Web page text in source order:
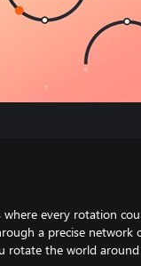
every rotation
a precise network
rotate the world